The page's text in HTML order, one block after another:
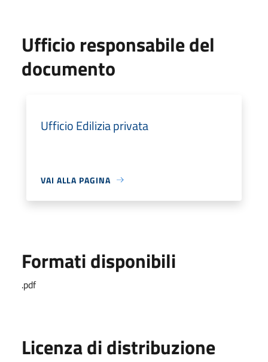
Ufficio responsabile del
documento
Ufficio Edilizia privata
VAI ALLA PAGINA
Formati disponibili
.pdf
Licenza di distribuzione